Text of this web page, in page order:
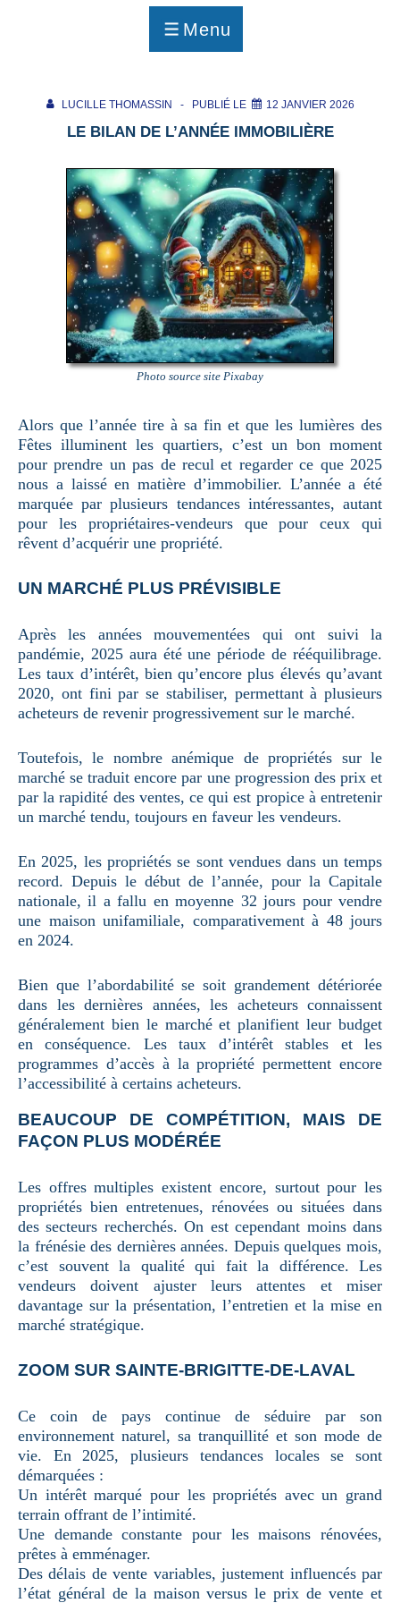
Menu
MENU
LUCILLE THOMASSIN PUBLIÉ LE 12 JANVIER 2026
LE BILAN DE L’ANNÉE IMMOBILIÈRE
Photo source site Pixabay
Alors que l’année tire à sa fin et que les lumières des
Fêtes illuminent les quartiers, c’est un bon moment
pour prendre un pas de recul et regarder ce que 2025
nous a laissé en matière d’immobilier. L’année a été
marquée par plusieurs tendances intéressantes, autant
pour les propriétaires-vendeurs que pour ceux qui
rêvent d’acquérir une propriété.
UN MARCHÉ PLUS PRÉVISIBLE
Après les années mouvementées qui ont suivi la
pandémie, 2025 aura été une période de rééquilibrage.
Les taux d’intérêt, bien qu’encore plus élevés qu’avant
2020, ont fini par se stabiliser, permettant à plusieurs
acheteurs de revenir progressivement sur le marché.
Toutefois, le nombre anémique de propriétés sur le
marché se traduit encore par une progression des prix et
par la rapidité des ventes, ce qui est propice à entretenir
un marché tendu, toujours en faveur les vendeurs.
En 2025, les propriétés se sont vendues dans un temps
record. Depuis le début de l’année, pour la Capitale
nationale, il a fallu en moyenne 32 jours pour vendre
une maison unifamiliale, comparativement à 48 jours
en 2024.
Bien que l’abordabilité se soit grandement détériorée
dans les dernières années, les acheteurs connaissent
généralement bien le marché et planifient leur budget
en conséquence. Les taux d’intérêt stables et les
programmes d’accès à la propriété permettent encore
l’accessibilité à certains acheteurs.
BEAUCOUP DE COMPÉTITION, MAIS DE
FAÇON PLUS MODÉRÉE
Les offres multiples existent encore, surtout pour les
propriétés bien entretenues, rénovées ou situées dans
des secteurs recherchés. On est cependant moins dans
la frénésie des dernières années. Depuis quelques mois,
c’est souvent la qualité qui fait la différence. Les
vendeurs doivent ajuster leurs attentes et miser
davantage sur la présentation, l’entretien et la mise en
marché stratégique.
ZOOM SUR SAINTE-BRIGITTE-DE-LAVAL
Ce coin de pays continue de séduire par son
environnement naturel, sa tranquillité et son mode de
vie. En 2025, plusieurs tendances locales se sont
démarquées :
Un intérêt marqué pour les propriétés avec un grand
terrain offrant de l’intimité.
Une demande constante pour les maisons rénovées,
prêtes à emménager.
Des délais de vente variables, justement influencés par
l’état général de la maison versus le prix de vente et